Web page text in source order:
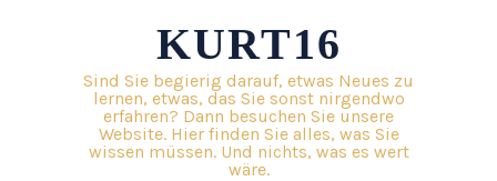
KURT16
Sind Sie begierig darauf, etwas Neues zu
lernen, etwas, das Sie sonst nirgendwo
erfahren? Dann besuchen Sie unsere
Website. Hier finden Sie alles, was Sie
wissen müssen. Und nichts, was es wert
wäre.